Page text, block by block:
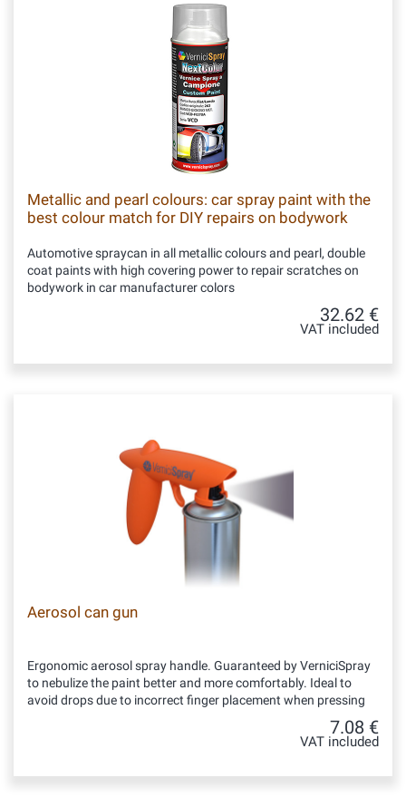
Metallic and pearl colours: car spray paint with the
best colour match for DIY repairs on bodywork
Automotive spraycan in all metallic colours and pearl, double
coat paints with high covering power to repair scratches on
bodywork in car manufacturer colors
32.62 €
VAT included
Aerosol can gun
Ergonomic aerosol spray handle. Guaranteed by VerniciSpray
to nebulize the paint better and more comfortably. Ideal to
avoid drops due to incorrect finger placement when pressing
7.08 €
VAT included